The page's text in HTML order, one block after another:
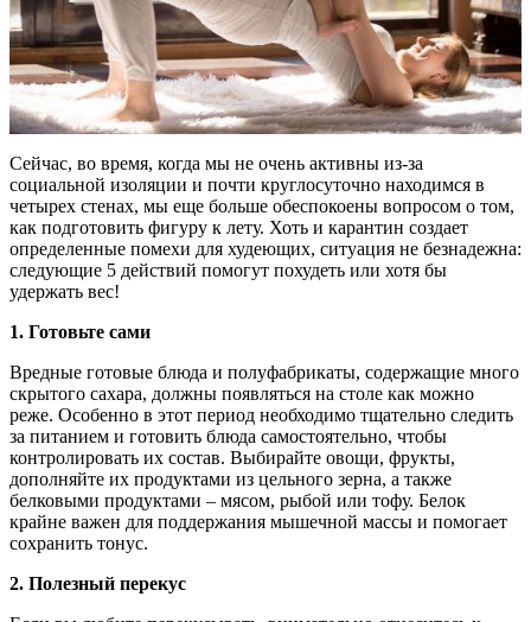
Сейчас, во время, когда мы не очень активны из-за
социальной изоляции и почти круглосуточно находимся в
четырех стенах, мы еще больше обеспокоены вопросом о том,
как подготовить фигуру к лету. Хоть и карантин создает
определенные помехи для худеющих, ситуация не безнадежна:
следующие 5 действий помогут похудеть или хотя бы
удержать вес!
1. Готовьте сами
Вредные готовые блюда и полуфабрикаты, содержащие много
скрытого сахара, должны появляться на столе как можно
реже. Особенно в этот период необходимо тщательно следить
за питанием и готовить блюда самостоятельно, чтобы
контролировать их состав. Выбирайте овощи, фрукты,
дополняйте их продуктами из цельного зерна, а также
белковыми продуктами – мясом, рыбой или тофу. Белок
крайне важен для поддержания мышечной массы и помогает
сохранить тонус.
2. Полезный перекус